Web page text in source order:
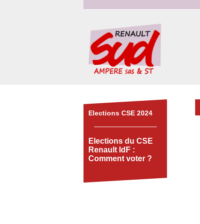
Elections CSE 2024
Elections du CSE
Renault IdF :
Comment voter ?